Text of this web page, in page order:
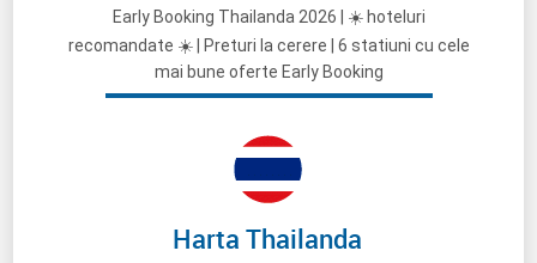
Early Booking Thailanda 2026 | ☀️ hoteluri
recomandate ☀️ | Preturi la cerere | 6 statiuni cu cele
mai bune oferte Early Booking
Harta Thailanda